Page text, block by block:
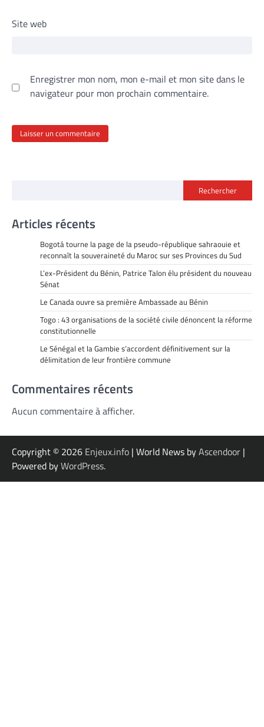
Site web
Enregistrer mon nom, mon e-mail et mon site dans le
navigateur pour mon prochain commentaire.
Rechercher
Articles récents
Bogotá tourne la page de la pseudo-république sahraouie et
reconnaît la souveraineté du Maroc sur ses Provinces du Sud
L’ex-Président du Bénin, Patrice Talon élu président du nouveau
Sénat
Le Canada ouvre sa première Ambassade au Bénin
Togo : 43 organisations de la société civile dénoncent la réforme
constitutionnelle
Le Sénégal et la Gambie s’accordent définitivement sur la
délimitation de leur frontière commune
Commentaires récents
Aucun commentaire à afficher.
Copyright © 2026 Enjeux.info | World News byAscendoor |
Powered byWordPress.